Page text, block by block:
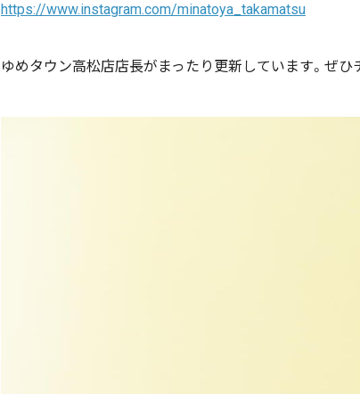
https://www.instagram.com/minatoya_takamatsu
ゆめタウン高松店店長がまったり更新しています。ぜ